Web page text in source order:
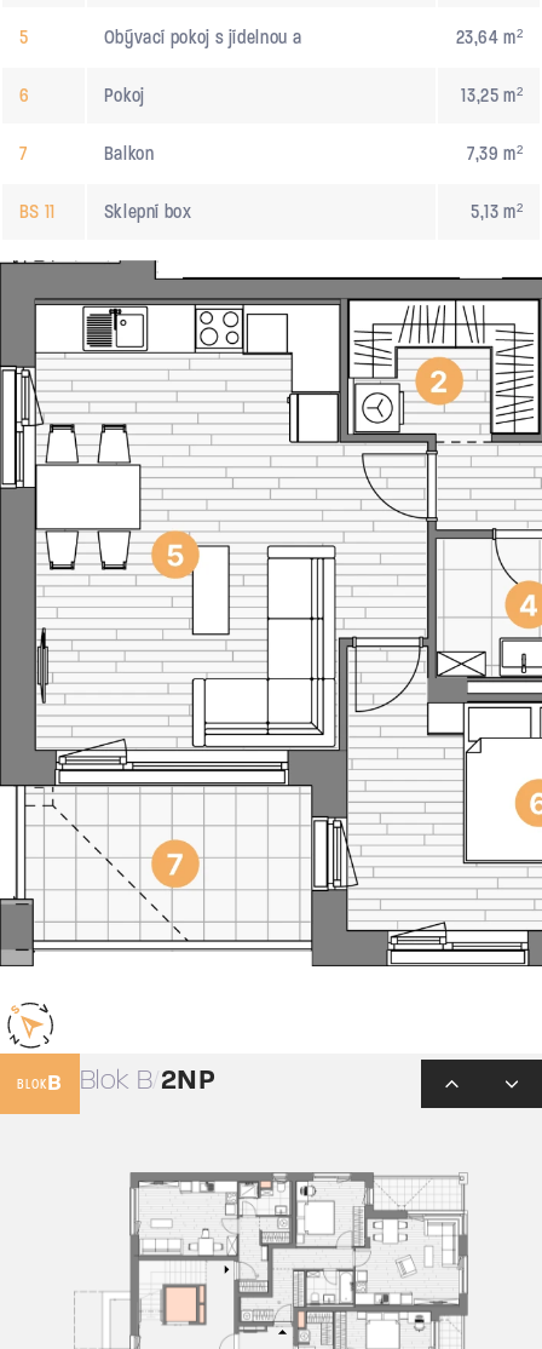
5 Obývací pokoj s jídelnou a 23,64 m²
6 Pokoj 13,25 m²
7 Balkon 7,39 m²
BS 11 Sklepní box 5,13 m²
BLOK B Blok B 2NP